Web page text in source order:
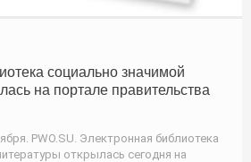
социально значимой
на портале правительства
PWO.SU. Электронная библиотека
открылась сегодня на